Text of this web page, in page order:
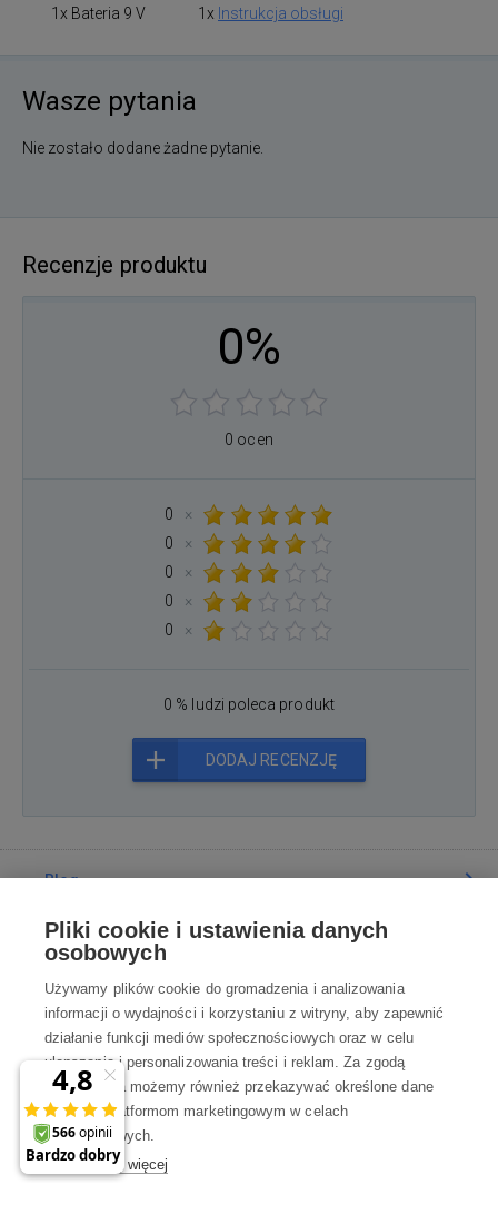
1x Bateria 9 V 1x Instrukcja obsługi
Wasze pytania
Nie zostało dodane żadne pytanie.
Recenzje produktu
0%
0 ocen
0
×
0
×
0
×
0
×
0
×
0 % ludzi poleca produkt
DODAJ RECENZJĘ
Blog
Poradnia
Wszystko o zakupach
Kontakt
Skontaktuj się z Nami
Pliki cookie i ustawienia danych
osobowych
Używamy plików cookie do gromadzenia i analizowania
informacji o wydajności i korzystaniu z witryny, aby zapewnić
działanie funkcji mediów społecznościowych oraz w celu
ulepszania i personalizowania treści i reklam. Za zgodą
użytkownika możemy również przekazywać określone dane
osobowe platformom marketingowym w celach
marketingowych.
Dowiedz się więcej